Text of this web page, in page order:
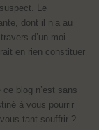
Le
dont il n’a au
d’un moi
en rien constituer
blog n’est sans
à vous pourrir
tant souffrir ?